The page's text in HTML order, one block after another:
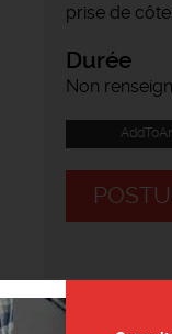
prise de
Durée
Non